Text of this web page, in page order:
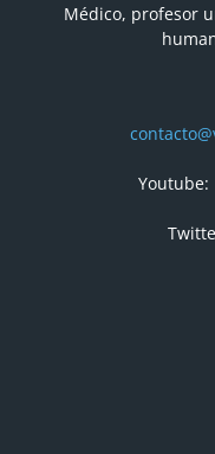
Médico, profesor
Youtube: